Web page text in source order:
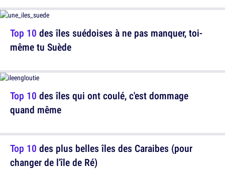
Top 10 des îles qui ont coulé, c'est dommage
quand même
Top 10 des îles suédoises à ne pas manquer, toi-
même tu Suède
Top 10 des plus belles îles des Caraibes (pour
changer de l'île de Ré)